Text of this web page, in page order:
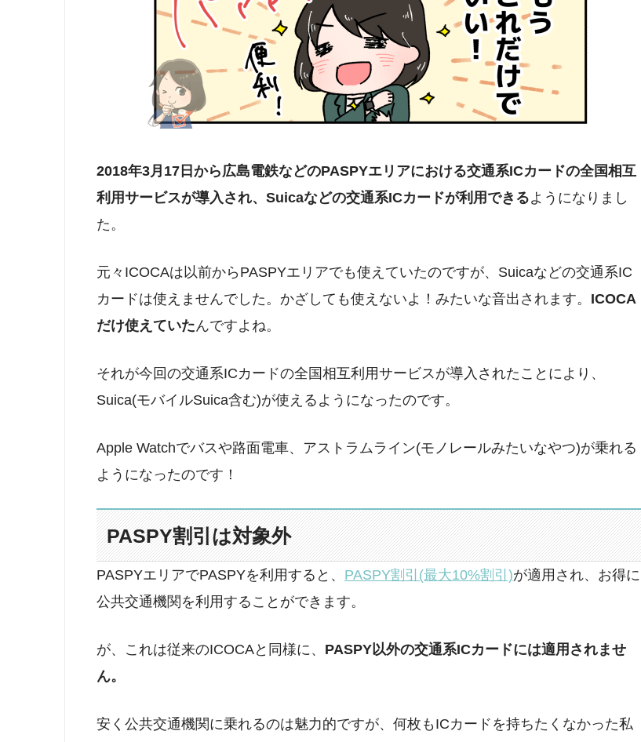
2018年3月17日から広島電鉄などのPASPYエリアにおける交通系ICカードの全国相互
利用サービスが導入され、Suicaなどの交通系ICカードが利用できるようになりまし
た。
元々ICOCAは以前からPASPYエリアでも使えていたのですが、Suicaなどの交通系IC
カードは使えませんでした。かざしても使えないよ！みたいな音出されます。 ICOCA
だけ使えていたんですよね。
それが今回の交通系ICカードの全国相互利用サービスが導入されたことにより、
Suica(モバイルSuica含む)が使えるようになったのです。
Apple Watchでバスや路面電車、アストラムライン(モノレールみたいなやつ)が乗れる
ようになったのです！
PASPY割引は対象外
PASPYエリアでPASPYを利用すると、 PASPY割引(最大10%割引)が適用され、お得に
公共交通機関を利用することができます。
が、これは従来のICOCAと同様に、 PASPY以外の交通系ICカードには適用されませ
ん。
安く公共交通機関に乗れるのは魅力的ですが、何枚もICカードを持ちたくなかった私